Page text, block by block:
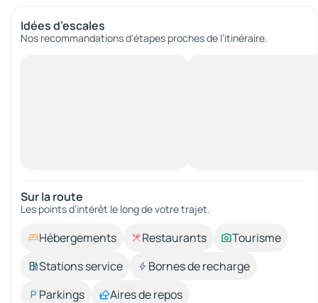
Idées d’escales
Nos recommandations d'étapes proches de l’itinéraire.
Sur la route
Les points d’intérêt le long de votre trajet.
Hébergements Restaurants
Tourisme
Stations service
Bornes de recharge
Parkings
Aires de repos